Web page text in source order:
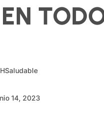
14, 2023